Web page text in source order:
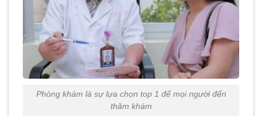
Phòng khám là sự lựa chọn top 1 để mọi người đến
thăm khám